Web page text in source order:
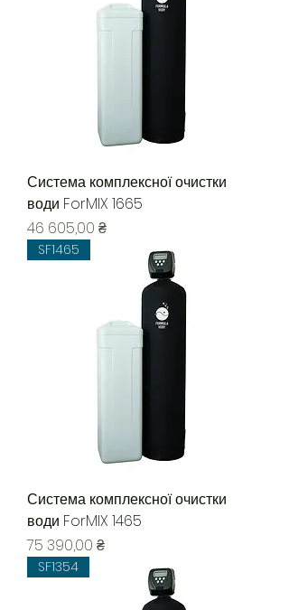
Система комплексної очистки
води ForMIX 1665
Ціна
46 605,00 ₴
SF1465
Система комплексної очистки
води ForMIX 1465
Ціна
75 390,00 ₴
SF1354